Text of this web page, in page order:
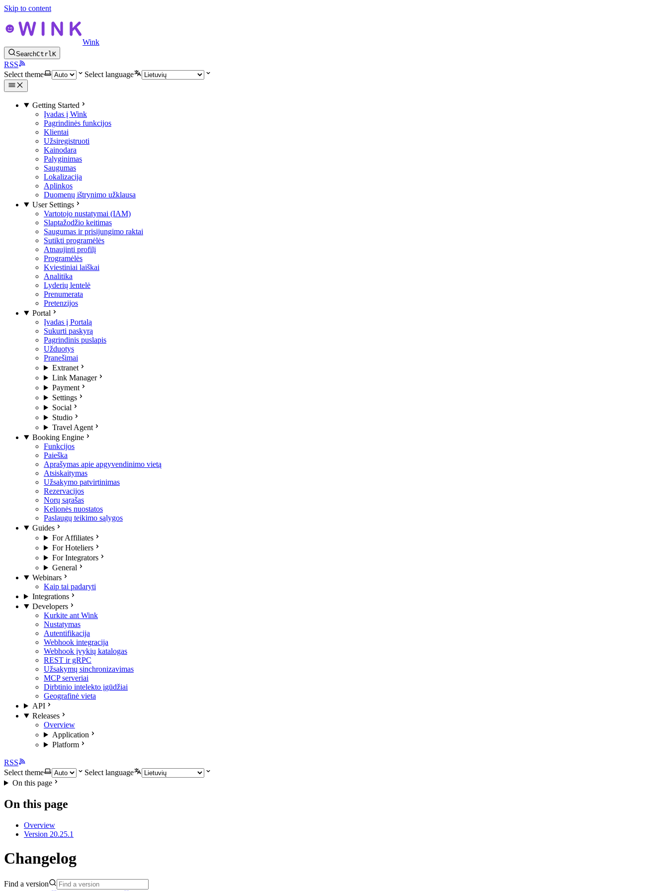
Skip to content
Wink
SearchCtrlK
RSS
Select theme
Select language
Getting Started
Įvadas į Wink
Pagrindinės funkcijos
Klientai
Užsiregistruoti
Kainodara
Palyginimas
Saugumas
Lokalizacija
Aplinkos
Duomenų ištrynimo užklausa
User Settings
Vartotojo nustatymai (IAM)
Slaptažodžio keitimas
Saugumas ir prisijungimo raktai
Sutikti programėlės
Atnaujinti profilį
Programėlės
Kviestiniai laiškai
Analitika
Lyderių lentelė
Prenumerata
Pretenzijos
Portal
Įvadas į Portalą
Sukurti paskyrą
Pagrindinis puslapis
Užduotys
Pranešimai
Extranet
Link Manager
Payment
Settings
Social
Studio
Travel Agent
Booking Engine
Funkcijos
Paieška
Aprašymas apie apgyvendinimo vietą
Atsiskaitymas
Užsakymo patvirtinimas
Rezervacijos
Norų sąrašas
Kelionės nuostatos
Paslaugų teikimo sąlygos
Guides
For Affiliates
For Hoteliers
For Integrators
General
Webinars
Kaip tai padaryti
Integrations
Developers
Kurkite ant Wink
Nustatymas
Autentifikacija
Webhook integracija
Webhook įvykių katalogas
REST ir gRPC
Užsakymų sinchronizavimas
MCP serveriai
Dirbtinio intelekto įgūdžiai
Geografinė vieta
API
Releases
Overview
Application
Platform
RSS
Select theme
Select language
On this page
On this page
Overview
Version 20.25.1
Changelog
Find a version